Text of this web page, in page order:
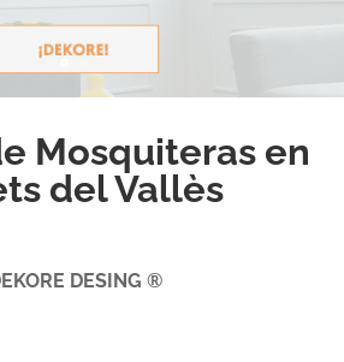
Mosquiteras en
del Vallès
DESING ®